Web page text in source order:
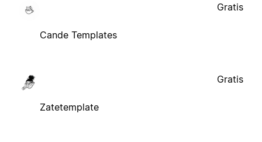
Cande Templates
Gratis
Zatetemplate
Gratis